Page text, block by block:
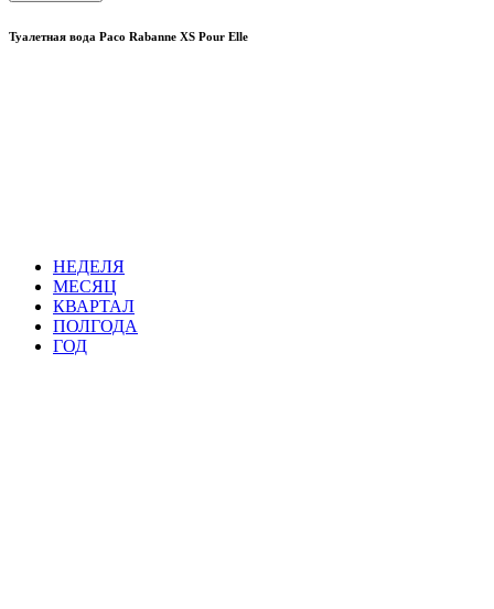
Туалетная вода Paco Rabanne XS Pour Elle
НЕДЕЛЯ
МЕСЯЦ
КВАРТАЛ
ПОЛГОДА
ГОД